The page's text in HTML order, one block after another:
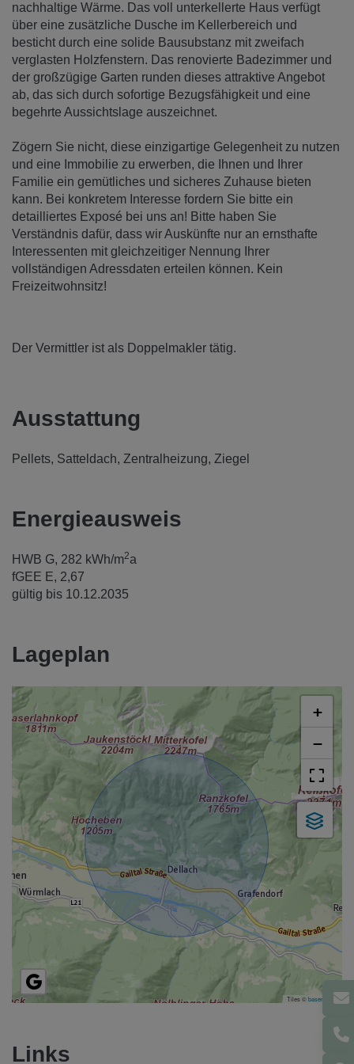
nachhaltige Wärme. Das voll unterkellerte Haus verfügt
über eine zusätzliche Dusche im Kellerbereich und
besticht durch eine solide Bausubstanz mit zweifach
verglasten Holzfenstern. Das renovierte Badezimmer und
der großzügige Garten runden dieses attraktive Angebot
ab, das sich durch sofortige Bezugsfähigkeit und eine
begehrte Aussichtslage auszeichnet.
Zögern Sie nicht, diese einzigartige Gelegenheit zu nutzen
und eine Immobilie zu erwerben, die Ihnen und Ihrer
Familie ein gemütliches und sicheres Zuhause bieten
kann. Bei konkretem Interesse fordern Sie bitte ein
detailliertes Exposé bei uns an! Bitte haben Sie
Verständnis dafür, dass wir Auskünfte nur an ernsthafte
Interessenten mit gleichzeitiger Nennung Ihrer
vollständigen Adressdaten erteilen können. Kein
Freizeitwohnsitz!
Der Vermittler ist als Doppelmakler tätig.
Ausstattung
Pellets Satteldach Zentralheizung Ziegel
Energieausweis
HWB G, 282 kWh/m2a
fGEE E, 2,67
gültig bis 10.12.2035
Lageplan
+
−
Tiles ©basemap.at
Links